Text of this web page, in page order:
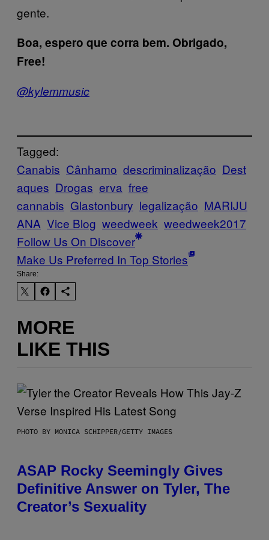
gente.
Boa, espero que corra bem. Obrigado,
Free!
@kylemmusic
Tagged:
Canabis Cânhamo descriminalização Dest
aques Drogas erva free
cannabis Glastonbury legalização MARIJU
ANA Vice Blog weedweek weedweek2017
Follow Us On Discover
Make Us Preferred In Top Stories
Share:
MORE
LIKE THIS
PHOTO BY MONICA SCHIPPER/GETTY IMAGES
ASAP Rocky Seemingly Gives
Definitive Answer on Tyler, The
Creator’s Sexuality